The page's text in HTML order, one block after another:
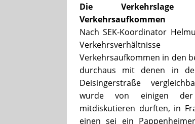
Die
Verkehrsaufkommen
Nach SEK-Koordinator
Verkehrsaufkommen in den
durchaus mit denen in
Deisingerstraße
wurde von einigen
mitdiskutieren durften, in
einen sei ein